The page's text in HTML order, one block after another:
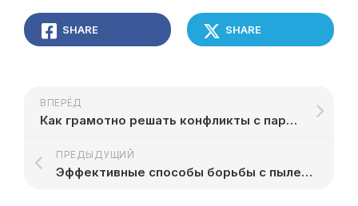
SHARE SHARE
ВПЕРЁД
Как грамотно решать конфликты с партнёром
ПРЕДЫДУЩИЙ
Эффективные способы борьбы с пылевыми клещами